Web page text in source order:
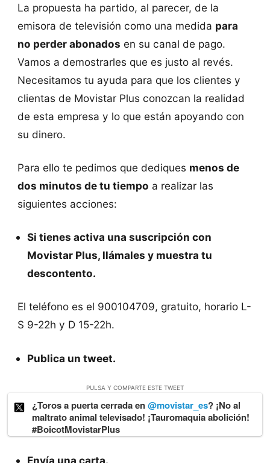
La propuesta ha partido, al parecer, de la
emisora de televisión como una medida para
no perder abonados en su canal de pago.
Vamos a demostrarles que es justo al revés.
Necesitamos tu ayuda para que los clientes y
clientas de Movistar Plus conozcan la realidad
de esta empresa y lo que están apoyando con
su dinero.
Para ello te pedimos que dediques menos de
dos minutos de tu tiempo a realizar las
siguientes acciones:
Si tienes activa una suscripción con
Movistar Plus, llámales y muestra tu
descontento.
El teléfono es el 900104709, gratuito, horario L-
S 9-22h y D 15-22h.
Publica un tweet.
PULSA Y COMPARTE ESTE TWEET
¿Toros a puerta cerrada en@movistar_es? ¡No al
maltrato animal televisado! ¡Tauromaquia abolición!
#BoicotMovistarPlus
Envía una carta.